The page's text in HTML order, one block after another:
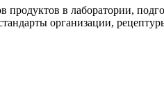
в лаборатории,
организации,